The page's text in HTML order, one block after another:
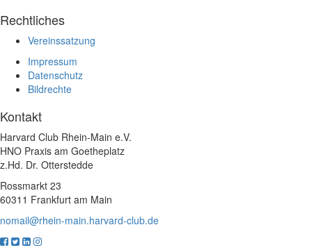
Rechtliches
Vereinssatzung
Impressum
Datenschutz
Bildrechte
Kontakt
Harvard Club Rhein-Main e.V.
HNO Praxis am Goetheplatz
z.Hd. Dr. Otterstedde
Rossmarkt 23
60311 Frankfurt am Main
nomail@rhein-main.harvard-club.de